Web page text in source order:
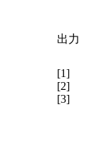
出力
[1]
[2]
[3]